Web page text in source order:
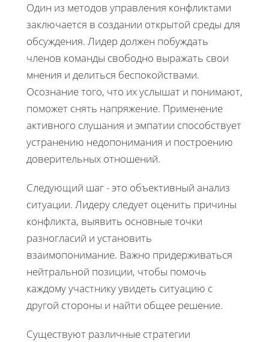
Один из методов управления конфликтами
заключается в создании открытой среды для
обсуждения. Лидер должен побуждать
членов команды свободно выражать свои
мнения и делиться беспокойствами.
Осознание того, что их услышат и понимают,
поможет снять напряжение. Применение
активного слушания и эмпатии способствует
устранению недопонимания и построению
доверительных отношений.
Следующий шаг - это объективный анализ
ситуации. Лидеру следует оценить причины
конфликта, выявить основные точки
разногласий и установить
взаимопонимание. Важно придерживаться
нейтральной позиции, чтобы помочь
каждому участнику увидеть ситуацию с
другой стороны и найти общее решение.
Существуют различные стратегии